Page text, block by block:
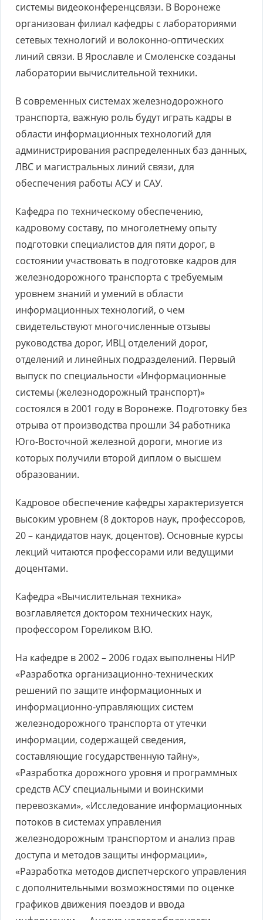
системы видеоконференцсвязи. В Воронеже
организован филиал кафедры с лабораториями
сетевых технологий и волоконно-оптических
линий связи. В Ярославле и Смоленске созданы
лаборатории вычислительной техники.
В современных системах железнодорожного
транспорта, важную роль будут играть кадры в
области информационных технологий для
администрирования распределенных баз данных,
ЛВС и магистральных линий связи, для
обеспечения работы АСУ и САУ.
Кафедра по техническому обеспечению,
кадровому составу, по многолетнему опыту
подготовки специалистов для пяти дорог, в
состоянии участвовать в подготовке кадров для
железнодорожного транспорта с требуемым
уровнем знаний и умений в области
информационных технологий, о чем
свидетельствуют многочисленные отзывы
руководства дорог, ИВЦ отделений дорог,
отделений и линейных подразделений. Первый
выпуск по специальности «Информационные
системы (железнодорожный транспорт)»
состоялся в 2001 году в Воронеже. Подготовку без
отрыва от производства прошли 34 работника
Юго-Восточной железной дороги, многие из
которых получили второй диплом о высшем
образовании.
Кадровое обеспечение кафедры характеризуется
высоким уровнем (8 докторов наук, профессоров,
20 – кандидатов наук, доцентов). Основные курсы
лекций читаются профессорами или ведущими
доцентами.
Кафедра «Вычислительная техника»
возглавляется доктором технических наук,
профессором Гореликом В.Ю.
На кафедре в 2002 – 2006 годах выполнены НИР
«Разработка организационно-технических
решений по защите информационных и
информационно-управляющих систем
железнодорожного транспорта от утечки
информации, содержащей сведения,
составляющие государственную тайну»,
«Разработка дорожного уровня и программных
средств АСУ специальными и воинскими
перевозками», «Исследование информационных
потоков в системах управления
железнодорожным транспортом и анализ прав
доступа и методов защиты информации»,
«Разработка методов диспетчерского управления
с дополнительными возможностями по оценке
графиков движения поездов и ввода